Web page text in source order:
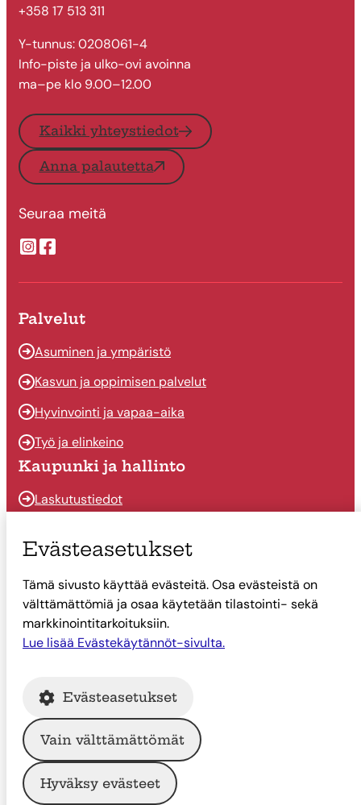
+358 17 513 311
Y-tunnus: 0208061-4
Info-piste ja ulko-ovi avoinna
ma–pe klo 9.00–12.00
Kaikki yhteystiedot
Anna palautetta
Seuraa meitä
Suonenjoen kaupungin Instragram
Suonenjoen kaupungin Facebook
Palvelut
Asuminen ja ympäristö
Kasvun ja oppimisen palvelut
Hyvinvointi ja vapaa-aika
Työ ja elinkeino
Kaupunki ja hallinto
Laskutustiedot
Päätöksenteko
Talous
Yhteystiedot
Tietoa Suonenjoesta
Tietoa Suonenjoesta
© Suonenjoen kaupunki
Intranet
Tietosuoja
Evästeasetukset
Tämä sivusto käyttää evästeitä. Osa evästeistä on
välttämättömiä ja osaa käytetään tilastointi- sekä
markkinointitarkoituksiin.
Lue lisää Evästekäytännöt-sivulta.
Evästeasetukset
Vain välttämättömät
Hyväksy evästeet